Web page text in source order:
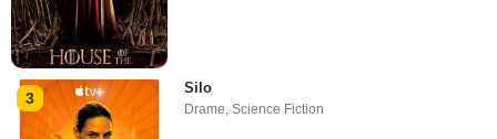
3
Silo
Drame,Science Fiction